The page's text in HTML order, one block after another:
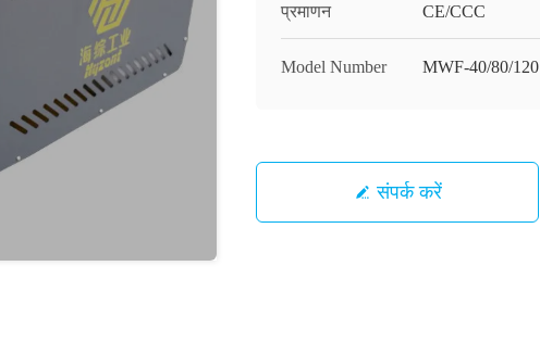
प्रमाणन CE/CCC
Model Number MWF-40/80/120
संपर्क करें